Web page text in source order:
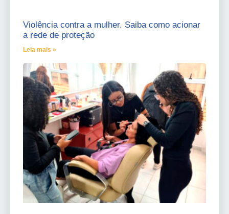
Violência contra a mulher. Saiba como acionar
a rede de proteção
Leia mais »